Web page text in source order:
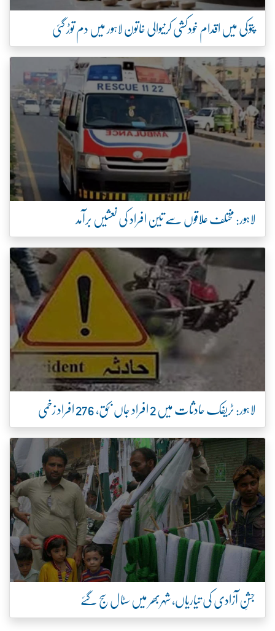
پتوکی میں اقدام خودکشی کرنیوالی خاتون لاہور میں دم توڑ گئی
لاہور: مختلف علاقوں سے تین افراد کی نعشیں برآمد
لاہور: ٹریفک حادثات میں 2 افراد جاں بحق، 276 افراد زخمی
جشنِ آزادی کی تیاریاں، شہربھر میں سٹال سج گئے